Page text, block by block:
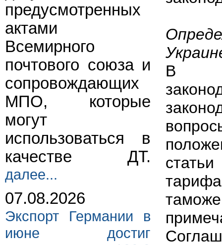
предусмотренных
актами
Всемирного
почтового союза и
сопровождающих
МПО, которые
могут
использоваться в
качестве ДТ.
далее...
07.08.2026
Экспорт Германии в
июне достиг
В